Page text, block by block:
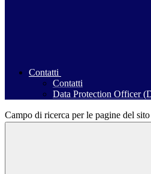
Contatti
Contatti
Data Protection Officer
Campo di ricerca per le pagine del sito